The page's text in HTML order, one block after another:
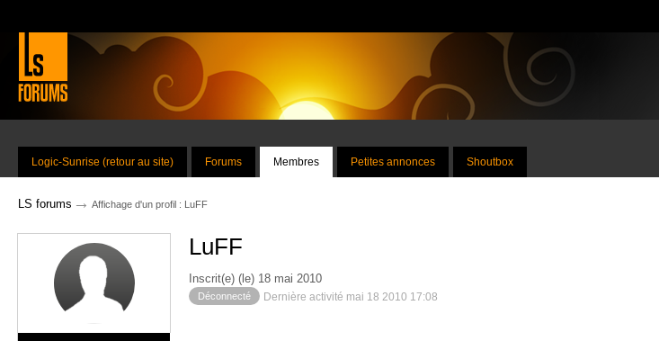
Logic-Sunrise (retour au site) Forums Membres Petites annonces Shoutbox
LS forums → Affichage d'un profil : LuFF
LuFF
Inscrit(e) (le) 18 mai 2010
Déconnecté Dernière activité mai 18 2010 17:08